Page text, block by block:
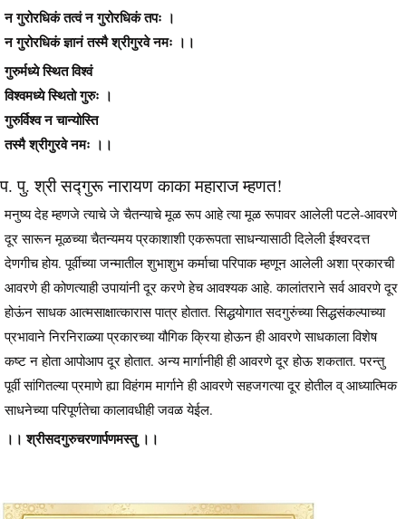
न गुरोरधिकं तत्वं न गुरोरधिकं तपः ।
न गुरोरधिकं ज्ञानं तस्मै श्रीगुरवे नमः ।।
गुरुर्मध्ये स्थित विश्वं
विश्वमध्ये स्थितो गुरुः ।
गुरुर्विश्व न चान्योस्ति
तस्मै श्रीगुरवे नमः ।।
प. पु. श्री सद्गुरू नारायण काका महाराज म्हणत!
मनुष्य देह म्हणजे त्याचे जे चैतन्याचे मूळ रूप आहे त्या मूळ रूपावर आलेली पटले-आवरणे
दूर सारून मूळच्या चैतन्यमय प्रकाशाशी एकरूपता साधन्यासाठी दिलेली ईश्वरदत्त
देणगीच होय. पूर्वीच्या जन्मातील शुभाशुभ कर्माचा परिपाक म्हणून आलेली अशा प्रकारची
आवरणे ही कोणत्याही उपायांनी दूर करणे हेच आवश्यक आहे. कालांतराने सर्व आवरणे दूर
होऊंन साधक आत्मसाक्षात्कारास पात्र होतात. सिद्धयोगात सदगुरुंच्या सिद्धसंकल्पाच्या
प्रभावाने निरनिराळ्या प्रकारच्या यौगिक क्रिया होऊन ही आवरणे साधकाला विशेष
कष्ट न होता आपोआप दूर होतात. अन्य मार्गानीही ही आवरणे दूर होऊ शकतात. परन्तु
पूर्वी सांगितल्या प्रमाणे ह्या विहंगम मार्गाने ही आवरणे सहजगत्या दूर होतील व् आध्यात्मिक
साधनेच्या परिपूर्णतेचा कालावधीही जवळ येईल.
।। श्रीसदगुरुचरणार्पणमस्तु ।।